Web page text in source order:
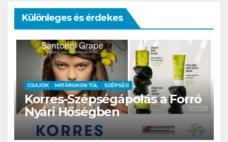
Különleges és érdekes
CSAJOK HATÁROKON TÚL SZÉPSÉG
Korres-Szépségápolás a Forró
Nyári Hőségben